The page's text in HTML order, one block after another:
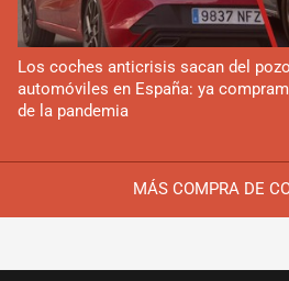
MÁS COMPRA DE
Los coches anticrisis sacan del
automóviles en España: ya
de la pandemia